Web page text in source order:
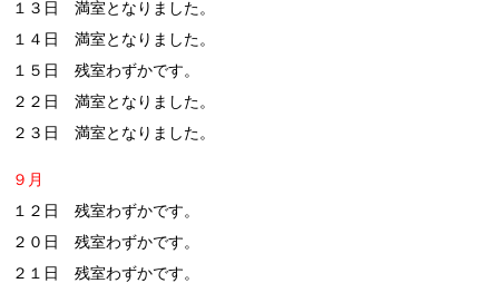
１３日 満室となりました。
１４日 満室となりました。
１５日 残室わずかです。
２２日 満室となりました。
２３日 満室となりました。
９月
１２日 残室わずかです。
２０日 残室わずかです。
２１日 残室わずかです。